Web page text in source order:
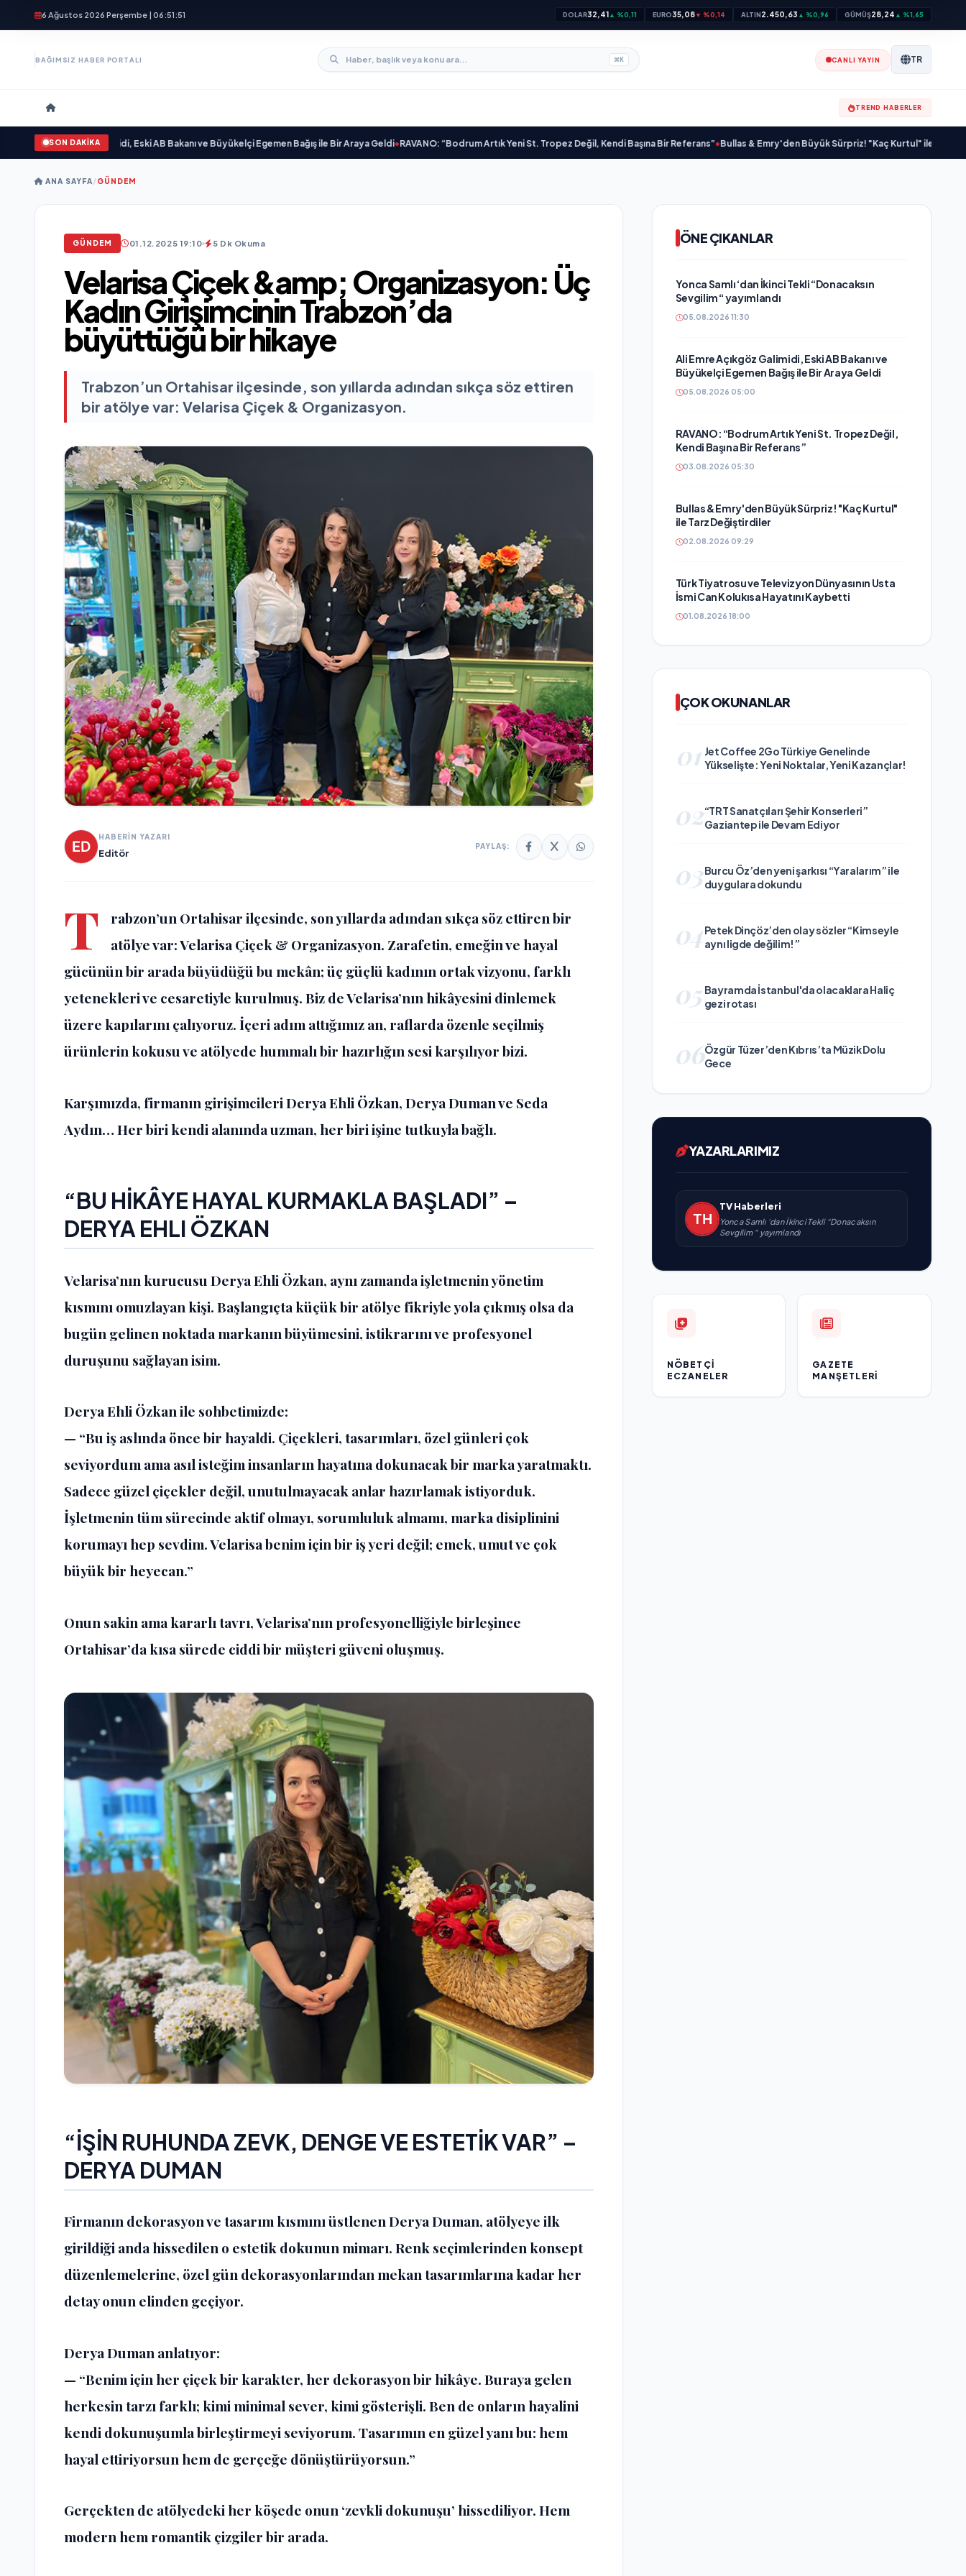
6 Ağustos 2026 Perşembe | 06:51:53 DOLAR32,41▲ %0,11 EURO35,08▼ %0,14 ALTIN2.450,63 ▲ %0,96 GÜMÜŞ28,24 ▲ %1,65
BAĞIMSIZ HABER PORTALI ⌘K CANLI YAYIN TR
TREND HABERLER
SON DAKİKA
Açıkgöz Galimidi, Eski AB Bakanı ve Büyükelçi Egemen Bağış ile Bir Araya Geldi•RAVANO: “Bodrum Artık Yeni St. Tropez Değil, Kendi Başına Bir Referans”•Bullas & Emry'den Büyük Sürpriz! "Kaç Kurtul" ile Tarz
ANA SAYFA/GÜNDEM
GÜNDEM 01.12.2025 19:10 5 Dk Okuma
Velarisa Çiçek &amp; Organizasyon: Üç
Kadın Girişimcinin Trabzon’da
büyüttüğü bir hikaye
Trabzon’un Ortahisar ilçesinde, son yıllarda adından sıkça söz ettiren
bir atölye var: Velarisa Çiçek & Organizasyon.
HABERİN YAZARI
Editör
PAYLAŞ:
T
rabzon’un Ortahisar ilçesinde, son yıllarda adından sıkça söz ettiren bir
atölye var: Velarisa Çiçek & Organizasyon. Zarafetin, emeğin ve hayal
gücünün bir arada büyüdüğü bu mekân; üç güçlü kadının ortak vizyonu, farklı
yetenekleri ve cesaretiyle kurulmuş. Biz de Velarisa’nın hikâyesini dinlemek
üzere kapılarını çalıyoruz. İçeri adım attığımız an, raflarda özenle seçilmiş
ürünlerin kokusu ve atölyede hummalı bir hazırlığın sesi karşılıyor bizi.
Karşımızda, firmanın girişimcileri Derya Ehli Özkan, Derya Duman ve Seda
Aydın… Her biri kendi alanında uzman, her biri işine tutkuyla bağlı.
“BU HİKÂYE HAYAL KURMAKLA BAŞLADI” –
DERYA EHLI ÖZKAN
Velarisa’nın kurucusu Derya Ehli Özkan, aynı zamanda işletmenin yönetim
kısmını omuzlayan kişi. Başlangıçta küçük bir atölye fikriyle yola çıkmış olsa da
bugün gelinen noktada markanın büyümesini, istikrarını ve profesyonel
duruşunu sağlayan isim.
Derya Ehli Özkan ile sohbetimizde:
— “Bu iş aslında önce bir hayaldi. Çiçekleri, tasarımları, özel günleri çok
seviyordum ama asıl isteğim insanların hayatına dokunacak bir marka yaratmaktı.
Sadece güzel çiçekler değil, unutulmayacak anlar hazırlamak istiyorduk.
İşletmenin tüm sürecinde aktif olmayı, sorumluluk almamı, marka disiplinini
korumayı hep sevdim. Velarisa benim için bir iş yeri değil; emek, umut ve çok
büyük bir heyecan.”
Onun sakin ama kararlı tavrı, Velarisa’nın profesyonelliğiyle birleşince
Ortahisar’da kısa sürede ciddi bir müşteri güveni oluşmuş.
“İŞİN RUHUNDA ZEVK, DENGE VE ESTETİK VAR” –
DERYA DUMAN
Firmanın dekorasyon ve tasarım kısmını üstlenen Derya Duman, atölyeye ilk
girildiği anda hissedilen o estetik dokunun mimarı. Renk seçimlerinden konsept
düzenlemelerine, özel gün dekorasyonlarından mekan tasarımlarına kadar her
detay onun elinden geçiyor.
Derya Duman anlatıyor:
— “Benim için her çiçek bir karakter, her dekorasyon bir hikâye. Buraya gelen
herkesin tarzı farklı; kimi minimal sever, kimi gösterişli. Ben de onların hayalini
kendi dokunuşumla birleştirmeyi seviyorum. Tasarımın en güzel yanı bu: hem
hayal ettiriyorsun hem de gerçeğe dönüştürüyorsun.”
Gerçekten de atölyedeki her köşede onun ‘zevkli dokunuşu’ hissediliyor. Hem
modern hem romantik çizgiler bir arada.
ÖNE ÇIKANLAR
Yonca Samlı ‘dan İkinci Tekli “Donacaksın
Sevgilim “ yayımlandı
05.08.2026 11:30
Ali Emre Açıkgöz Galimidi, Eski AB Bakanı ve
Büyükelçi Egemen Bağış ile Bir Araya Geldi
05.08.2026 05:00
RAVANO: “Bodrum Artık Yeni St. Tropez Değil,
Kendi Başına Bir Referans”
03.08.2026 05:30
Bullas & Emry'den Büyük Sürpriz! "Kaç Kurtul"
ile Tarz Değiştirdiler
02.08.2026 09:29
Türk Tiyatrosu ve Televizyon Dünyasının Usta
İsmi Can Kolukısa Hayatını Kaybetti
01.08.2026 18:00
ÇOK OKUNANLAR
01 Jet Coffee 2Go Türkiye Genelinde
Yükselişte: Yeni Noktalar, Yeni Kazançlar!
02“TRT Sanatçıları Şehir Konserleri”
Gaziantep ile Devam Ediyor
03Burcu Öz’den yeni şarkısı “Yaralarım” ile
duygulara dokundu
04Petek Dinçöz’den olay sözler “Kimseyle
aynı ligde değilim!”
05 Bayramda İstanbul'da olacaklara Haliç
gezi rotası
06Özgür Tüzer’den Kıbrıs’ta Müzik Dolu
Gece
YAZARLARIMIZ
TV Haberleri
Yonca Samlı ‘dan İkinci Tekli “Donacaksın
Sevgilim “ yayımlandı
NÖBETÇI
ECZANELER
GAZETE
MANŞETLERI